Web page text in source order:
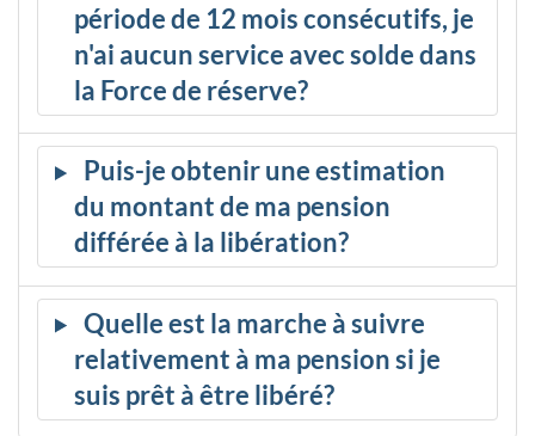
période de 12 mois consécutifs, je
n'ai aucun service avec solde dans
la Force de réserve?
Puis-je obtenir une estimation
du montant de ma pension
différée à la libération?
Quelle est la marche à suivre
relativement à ma pension si je
suis prêt à être libéré?